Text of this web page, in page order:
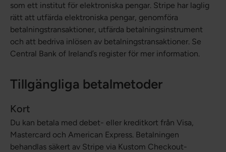
som ett institut för elektroniska pengar. Stripe har laglig
rätt att utfärda elektroniska pengar, genomföra
betalningstransaktioner, utfärda betalningsinstrument
och att bedriva inlösen av betalningstransaktioner. Se
Central Bank of Ireland’s register för mer information.
Tillgängliga betalmetoder
Kort
Du kan betala med debet- eller kreditkort från Visa,
Mastercard och American Express. Betalningen
behandlas säkert av Stripe via Kustom Checkout-